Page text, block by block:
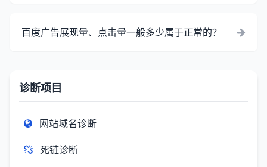
百度广告展现量、点击量一般多少属于正常的？
诊断项目
网站域名诊断
死链诊断